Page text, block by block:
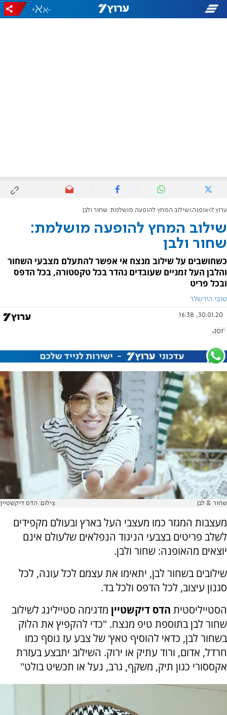
-
+
ערוץ 7 אופנה שילוב המחץ להופעה מושלמת: שחור ולבן
שילוב המחץ להופעה מושלמת:
שחור ולבן
כשחושבים על שילוב מנצח אי אפשר להתעלם מצבעי השחור
והלבן העל זמניים שעובדים נהדר בכל טקסטורה, בכל הדפס
ובכל פריט
טובי הירשלר
30.01.20, 16:38
אופנה
שחור & לבן צילום: הדס דיקשטיין
מעצבות המגזר כמו מעצבי העל בארץ ובעולם מקפידים
לשלב פריטים בצבעי הניגוד הנפלאים שלעולם אינם
יוצאים מהאופנה: שחור ולבן.
שילובים בשחור לבן, יתאימו את עצמם לכל עונה, לכל
סגנון עיצוב, לכל הדפס ולכל בד.
הסטייליסטית הדס דיקשטיין מדגימה סטיילינג לשילוב
שחור לבן בתוספת טיפ מנצח. "כדי להקפיץ את הלוק
בשחור לבן, כדאי להוסיף טאץ' של צבע עז נוסף כמו
חרדל, אדום, ורוד עתיק או ירוק. השילוב יתבצע בעזרת
אקססורי כגון תיק, משקף, גרב, נעל או תכשיט בולט"